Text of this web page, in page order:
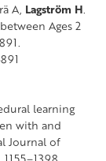
A, Lagström H.
Ages 2
learning
with and
Journal of